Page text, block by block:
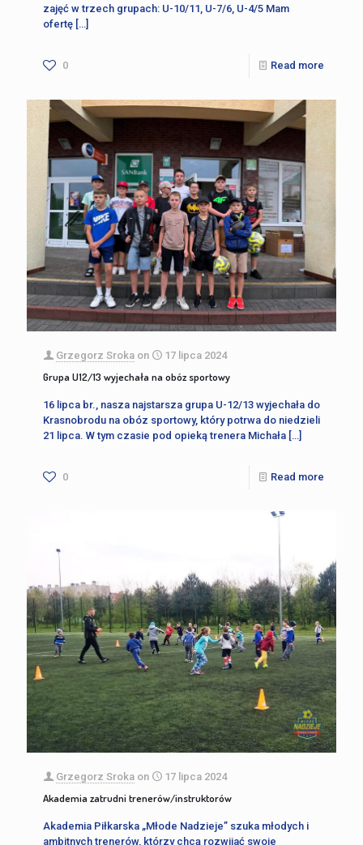
zajęć w trzech grupach: U-10/11, U-7/6, U-4/5 Mam
ofertę […]
0 Read more
Grzegorz Sroka on 17 lipca 2024
Grupa U12/13 wyjechała na obóz sportowy
16 lipca br., nasza najstarsza grupa U-12/13 wyjechała do
Krasnobrodu na obóz sportowy, który potrwa do niedzieli
21 lipca. W tym czasie pod opieką trenera Michała […]
0 Read more
Grzegorz Sroka on 17 lipca 2024
Akademia zatrudni trenerów/instruktorów
Akademia Piłkarska „Młode Nadzieje” szuka młodych i
ambitnych trenerów, którzy chcą rozwijać swoje